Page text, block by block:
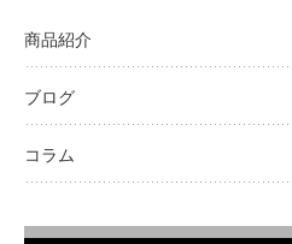
商品紹介
ブログ
コラム